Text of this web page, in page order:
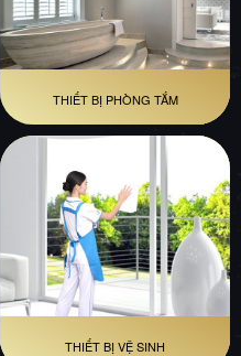
THIẾT BỊ PHÒNG TẮM
THIẾT BỊ VỆ SINH